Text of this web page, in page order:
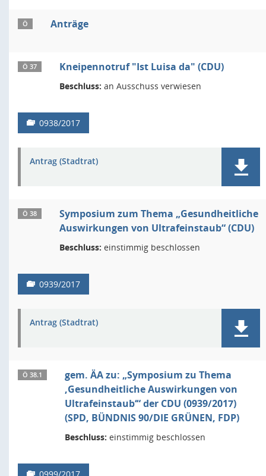
Ö Anträge
Ö 37 Kneipennotruf "Ist Luisa da" (CDU)
Beschluss: an Ausschuss verwiesen
0938/2017
Antrag (Stadtrat)
Ö 38
Symposium zum Thema „Gesundheitliche
Auswirkungen von Ultrafeinstaub“ (CDU)
Beschluss: einstimmig beschlossen
0939/2017
Antrag (Stadtrat)
Ö 38.1
gem. ÄA zu: „Symposium zu Thema
‚Gesundheitliche Auswirkungen von
Ultrafeinstaub‘“ der CDU (0939/2017)
(SPD, BÜNDNIS 90/DIE GRÜNEN, FDP)
Beschluss: einstimmig beschlossen